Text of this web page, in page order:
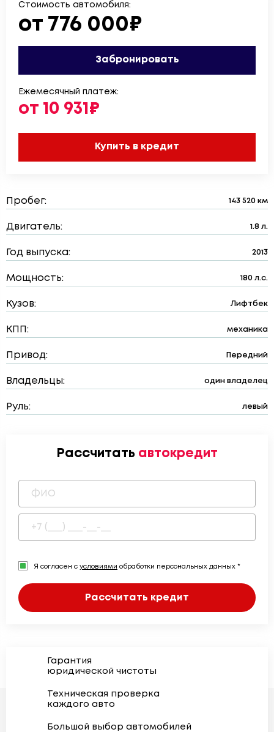
Стоимость автомобиля:
от 776 000₽
Забронировать
Ежемесячный платеж:
от 10 931₽
Купить в кредит
Пробег: 143 520 км
Двигатель: 1.8 л.
Год выпуска: 2013
Мощность: 180 л.с.
Кузов: Лифтбек
КПП: механика
Привод: Передний
Владельцы: один владелец
Руль: левый
Рассчитать автокредит
Я согласен с условиями обработки персональных данных *
Рассчитать кредит
Гарантия
юридической чистоты
Техническая проверка
каждого авто
Большой выбор автомобилей